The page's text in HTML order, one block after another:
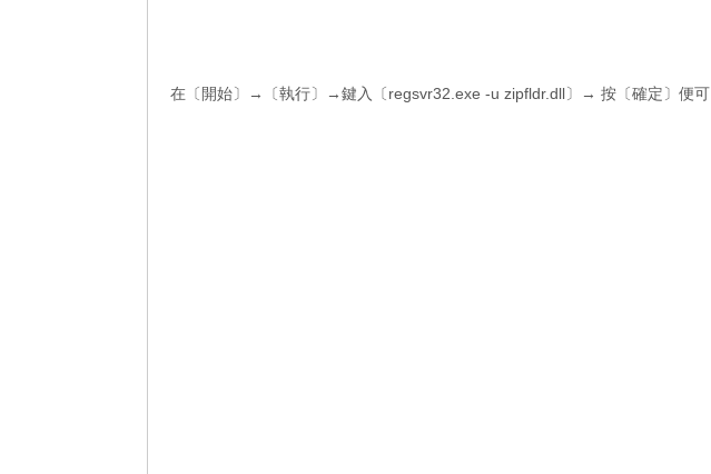
在〔開始〕→〔執行〕→鍵入〔regsvr32.exe -u zipfldr.dll〕→ 按〔確定〕便可